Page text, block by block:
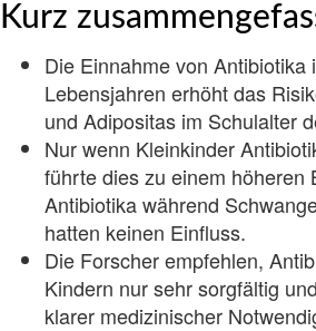
Kurz
Die Einnahme von Antibiotika
Lebensjahren erhöht das
und Adipositas im Schulalter
Nur wenn Kleinkinder
führte dies zu einem höheren
Antibiotika während
hatten keinen Einfluss.
Die Forscher empfehlen,
Kindern nur sehr sorgfältig
klarer medizinischer